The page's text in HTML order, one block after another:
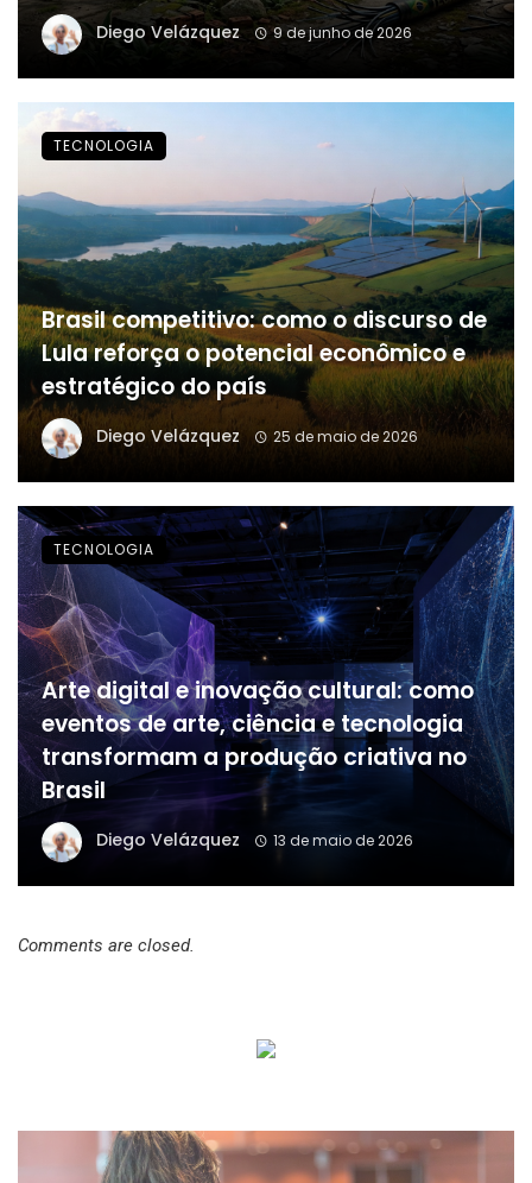
Diego Velázquez 9 de junho de 2026
Brasil competitivo: como o discurso de
Lula reforça o potencial econômico e
estratégico do país
Diego Velázquez 25 de maio de 2026
TECNOLOGIA
Arte digital e inovação cultural: como
eventos de arte, ciência e tecnologia
transformam a produção criativa no
Brasil
Diego Velázquez 13 de maio de 2026
TECNOLOGIA
Comments are closed.